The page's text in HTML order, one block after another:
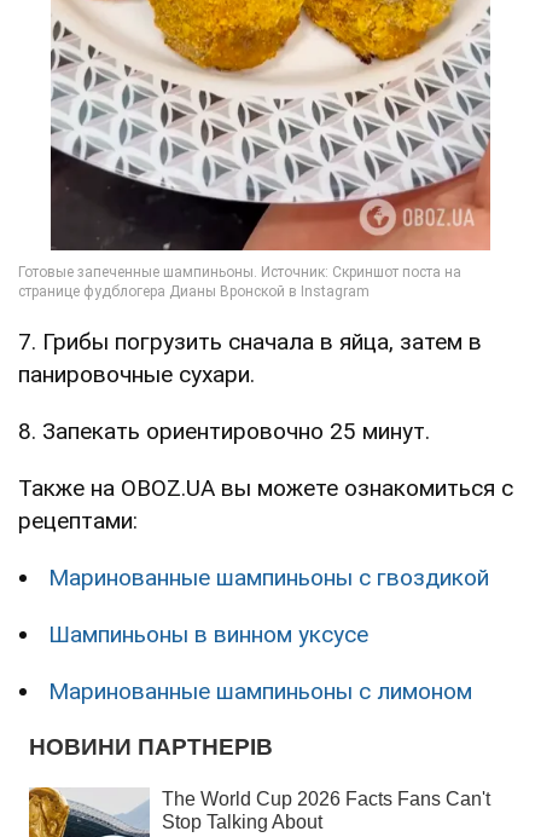
7. Грибы погрузить сначала в яйца, затем в
панировочные сухари.
8. Запекать ориентировочно 25 минут.
Также на OBOZ.UA вы можете ознакомиться с
рецептами:
Маринованные шампиньоны с гвоздикой
Шампиньоны в винном уксусе
Маринованные шампиньоны с лимоном